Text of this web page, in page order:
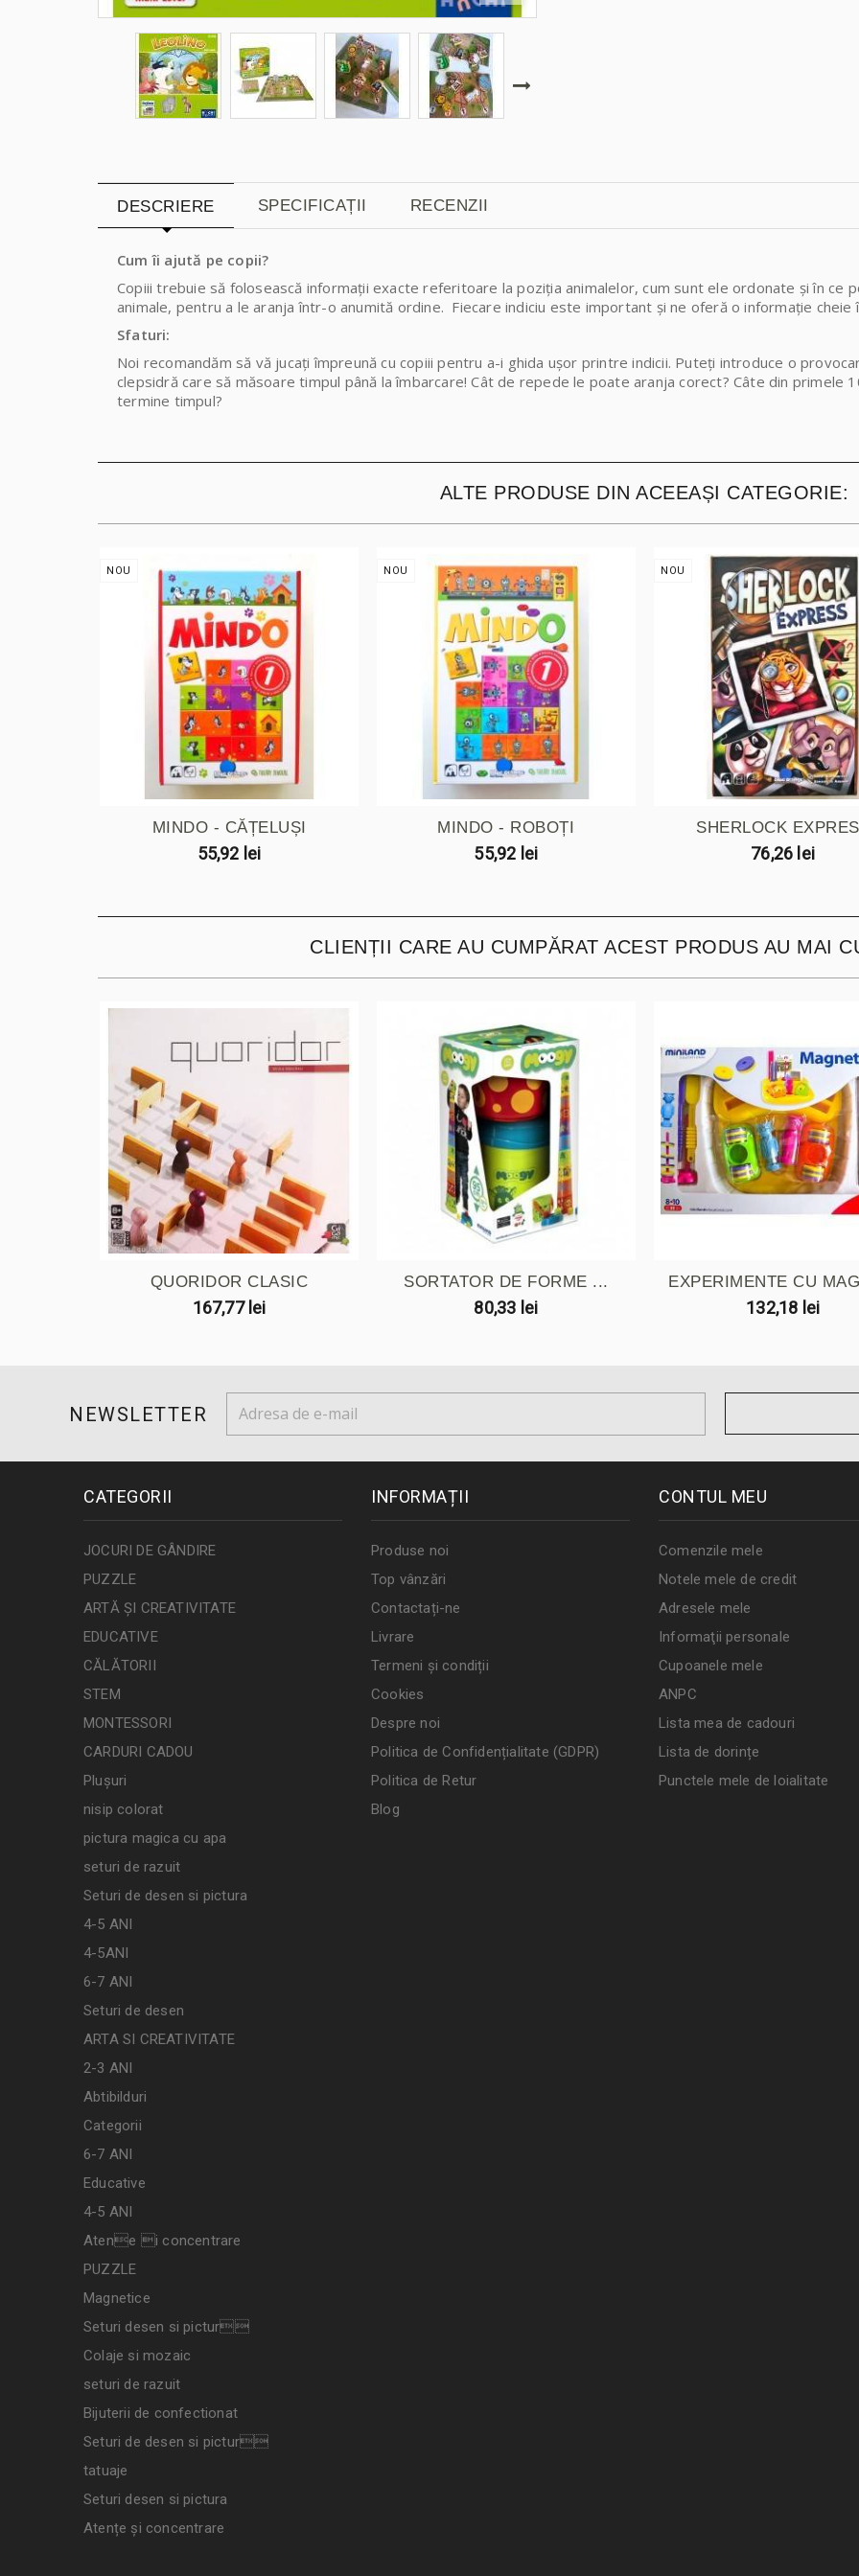
DESCRIERE SPECIFICAȚII RECENZII
Cum îi ajută pe copii?
Copiii trebuie să folosească informaţii exacte referitoare la poziţia animalelor, cum sunt ele ordonate și în ce
animale, pentru a le aranja într-o anumită ordine. Fiecare indiciu este important şi ne oferă o informaţie
Sfaturi:
Noi recomandăm să vă jucaţi împreună cu copiii pentru a-i ghida uşor printre indicii. Puteţi introduce o
clepsidră care să măsoare timpul până la îmbarcare! Cât de repede le poate aranja corect? Câte din primele
termine timpul?
ALTE PRODUSE DIN ACEEAȘI CATEGORIE:
NOU
MINDO - CĂȚELUȘI
55,92 lei
NOU
MINDO - ROBOȚI
55,92 lei
NOU
SHERLOCK
76,26 lei
CLIENȚII CARE AU CUMPĂRAT ACEST PRODUS AU MAI
QUORIDOR CLASIC
167,77 lei
SORTATOR DE FORME ...
80,33 lei
EXPERIMENTE CU
132,18 lei
NEWSLETTER
CATEGORII
JOCURI DE GÂNDIRE
PUZZLE
ARTĂ ȘI CREATIVITATE
EDUCATIVE
CĂLĂTORII
STEM
MONTESSORI
CARDURI CADOU
Plușuri
nisip colorat
pictura magica cu apa
seturi de razuit
Seturi de desen si pictura
4-5 ANI
4-5ANI
6-7 ANI
Seturi de desen
ARTA SI CREATIVITATE
2-3 ANI
Abtibilduri
Categorii
6-7 ANI
Educative
4-5 ANI
Atene i concentrare
PUZZLE
Magnetice
Seturi desen si pictur
Colaje si mozaic
seturi de razuit
Bijuterii de confectionat
Seturi de desen si pictur
tatuaje
Seturi desen si pictura
Atențe și concentrare
INFORMAȚII
Produse noi
Top vânzări
Contactați-ne
Livrare
Termeni și condiții
Cookies
Despre noi
Politica de Confidențialitate (GDPR)
Politica de Retur
Blog
CONTUL MEU
Comenzile mele
Notele mele de credit
Adresele mele
Informaţii personale
Cupoanele mele
ANPC
Lista mea de cadouri
Lista de dorințe
Punctele mele de loialitate